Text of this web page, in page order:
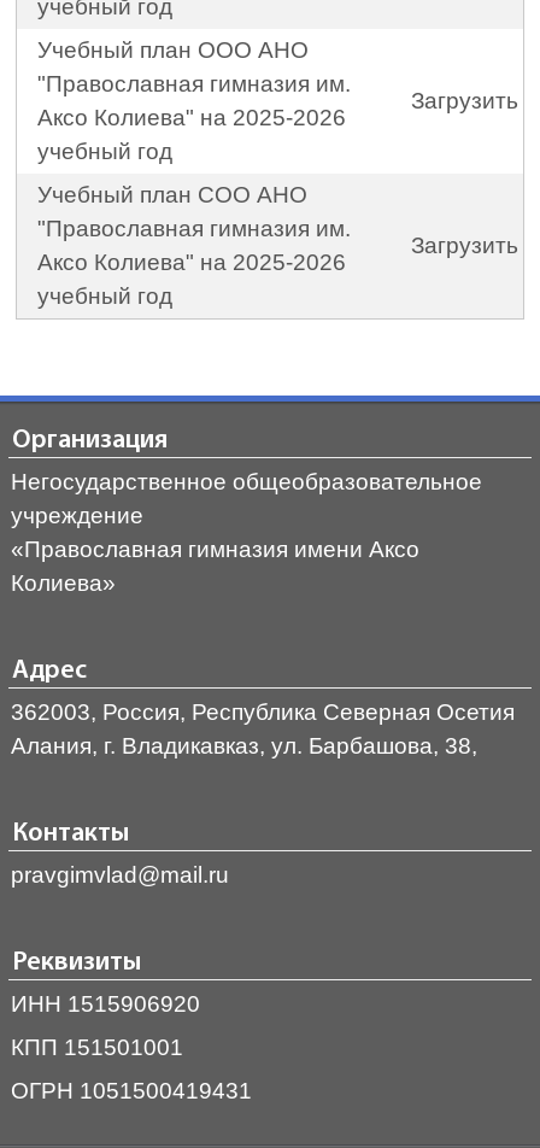
учебный год
Учебный план ООО АНО
"Православная гимназия им.
Аксо Колиева" на 2025-2026
учебный год
Загрузить
Учебный план СОО АНО
"Православная гимназия им.
Аксо Колиева" на 2025-2026
учебный год
Загрузить
Организация
Негосударственное общеобразовательное
учреждение
«Православная гимназия имени Аксо
Колиева»
Адрес
362003, Россия, Республика Северная Осетия
Алания, г. Владикавказ, ул. Барбашова, 38,
Контакты
pravgimvlad@mail.ru
Реквизиты
ИНН 1515906920
КПП 151501001
ОГРН 1051500419431